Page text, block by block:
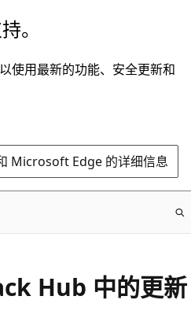
。
使用最新的功能、安全更新和
Microsoft Edge 的详细信息
Hub 中的更新